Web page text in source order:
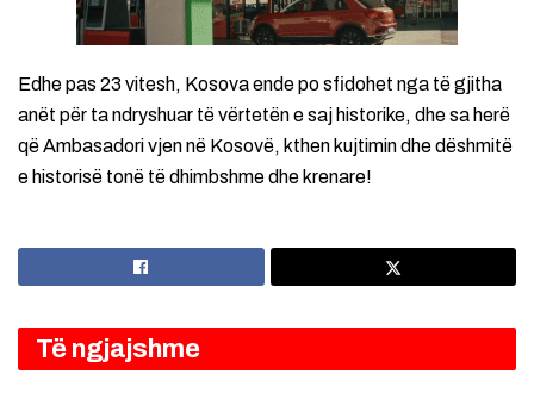
Edhe pas 23 vitesh, Kosova ende po sfidohet nga të gjitha
anët për ta ndryshuar të vërtetën e saj historike, dhe sa herë
që Ambasadori vjen në Kosovë, kthen kujtimin dhe dëshmitë
e historisë tonë të dhimbshme dhe krenare!
Të ngjajshme